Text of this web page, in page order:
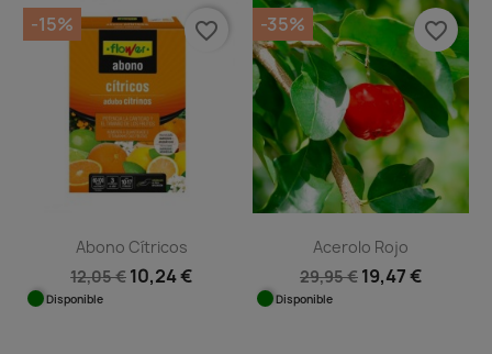
Abono Cítricos
12,05 € 10,24 €
Disponible
-15% favorite_border
Acerolo Rojo
29,95 € 19,47 €
Disponible
-35% favorite_border